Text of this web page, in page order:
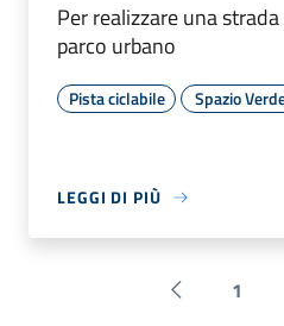
Per realizzare una
parco urbano
Pista ciclabile Spazio
LEGGI DI PIÙ
Pagina 1